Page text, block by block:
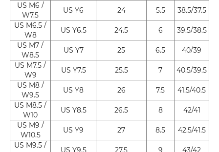
US M6 /
W7.5
US Y6 24 5.5
38.5/37.5
US M6.5 /
W8
US Y6.5 24.5 6
39.5/38.5
US M7 /
W8.5
US Y7 25 6.5
40/39
US M7.5 /
W9
US Y7.5 25.5 7
40.5/39.5
US M8 /
W9.5
US Y8 26 7.5
41.5/40.5
US M8.5 /
W10
US Y8.5 26.5 8
42/41
US M9 /
W10.5
US Y9 27 8.5
42.5/41.5
US M9.5 /
US Y9.5 27.5 9
43/42